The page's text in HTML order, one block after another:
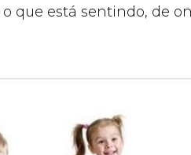
que está sentindo, de